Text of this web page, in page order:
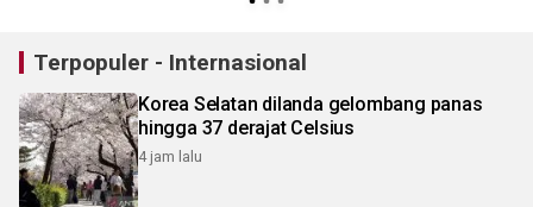
Terpopuler - Internasional
Korea Selatan dilanda gelombang panas
hingga 37 derajat Celsius
4 jam lalu